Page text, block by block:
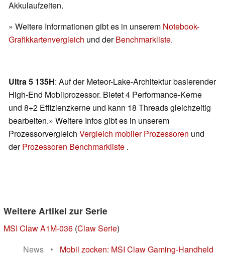
Akkulaufzeiten.
» Weitere Informationen gibt es in unserem Notebook-
Grafikkartenvergleich und derBenchmarkliste.
Ultra 5 135H: Auf der Meteor-Lake-Architektur basierender
High-End Mobilprozessor. Bietet 4 Performance-Kerne
und 8+2 Effizienzkerne und kann 18 Threads gleichzeitig
bearbeiten.» Weitere Infos gibt es in unserem
Prozessorvergleich Vergleich mobiler Prozessoren und
derProzessoren Benchmarkliste .
Weitere Artikel zur Serie
MSI Claw A1M-036 (Claw Serie)
News
•
Mobil zocken: MSI Claw Gaming-Handheld